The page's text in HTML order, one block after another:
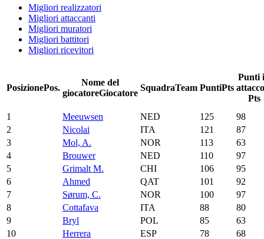
Migliori realizzatori
Migliori attaccanti
Migliori muratori
Migliori battitori
Migliori ricevitori
PosizionePos.
Nome del
giocatoreGiocatore
SquadraTeam PuntiPts
Punti
attacco
Pts
1
Meeuwsen NED 125
98
2
Nicolai ITA 121
87
3
Mol, A. NOR 113
63
4
Brouwer NED 110
97
5
Grimalt M. CHI 106
95
6
Ahmed QAT 101
92
7
Sørum, C. NOR 100
97
8
Cottafava ITA 88
80
9
Bryl POL 85
63
10
Herrera ESP 78
68